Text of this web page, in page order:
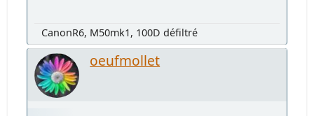
CanonR6, M50mk1, 100D défiltré
oeufmollet